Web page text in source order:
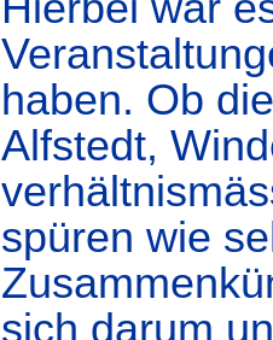
haben. Ob
Alfstedt,
spüren wie
sich darum